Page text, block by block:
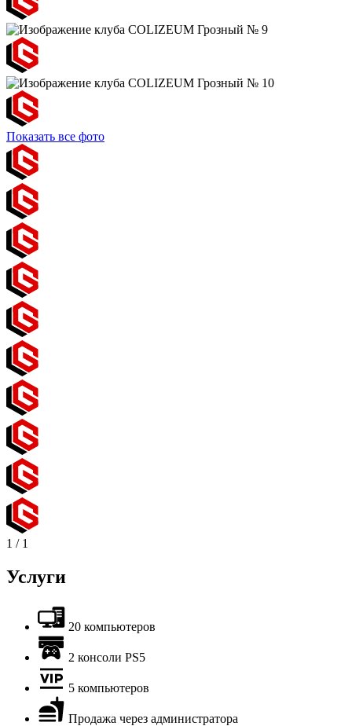
Показать все фото
1 / 1
Услуги
20 компьютеров
2 консоли PS5
5 компьютеров
Продажа через администратора